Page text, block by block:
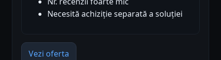
Necesită achiziție separată a soluției
Vezi oferta